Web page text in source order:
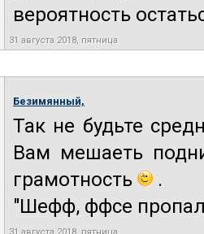
вероятность
31 августа 2018, пятница
Безимянный,
Так не будьте
Вам мешаеть
грамотность
.
"Шефф, ффсе